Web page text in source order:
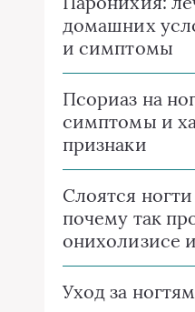
домашних
и симптомы
Псориаз на
симптомы и
признаки
Слоятся
почему так
онихолизисе
Уход за